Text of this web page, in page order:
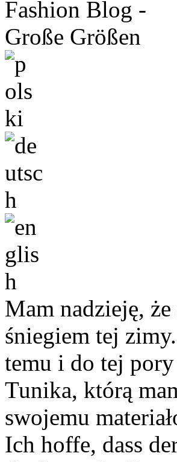
Mam nadzieję,
śniegiem tej
temu i do tej pory
Tunika, którą
swojemu
Ich hoffe, dass